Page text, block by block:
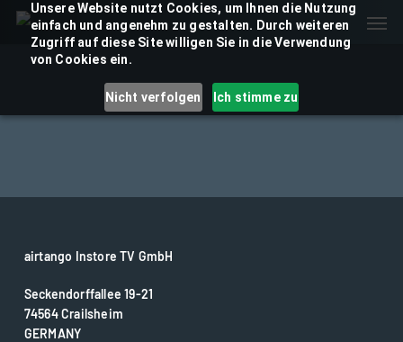
Unsere Website nutzt Cookies, um Ihnen die Nutzung
einfach und angenehm zu gestalten. Durch weiteren
Zugriff auf diese Site willigen Sie in die Verwendung
von Cookies ein.
Nicht verfolgen Ich stimme zu
Skip
content
airtango Instore TV GmbH
Seckendorffallee 19-21
74564 Crailsheim
GERMANY